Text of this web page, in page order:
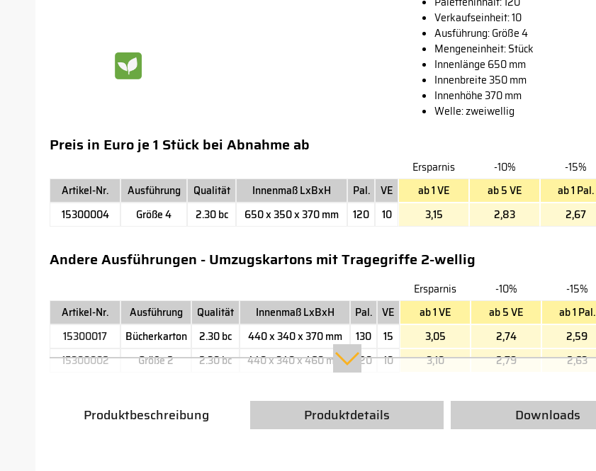
Verkaufseinheit: 10
Ausführung: Größe 4
Mengeneinheit: Stück
Innenlänge 650 mm
Innenbreite 350 mm
Innenhöhe 370 mm
Welle: zweiwellig
Preis in Euro je 1 Stück bei Abnahme ab
Ersparnis -10%
-15%
Artikel-Nr.
Ausführung Qualität Innenmaß LxBxH Pal. VE ab 1 VE ab 5 VE
ab 1 Pal.
15300004
Größe 4 2.30 bc 650 x 350 x 370 mm 120 10 3,15 2,83 2,67
Andere Ausführungen - Umzugskartons mit Tragegriffe 2-wellig
Ersparnis -10%
-15%
Artikel-Nr.
Ausführung Qualität Innenmaß LxBxH Pal. VE ab 1 VE ab 5 VE
ab 1 Pal.
15300017
Bücherkarton 2.30 bc 440 x 340 x 370 mm 130 15 3,05 2,74 2,59
15300002
Größe 2 2.30 bc 440 x 340 x 460 mm 120 10 3,10 2,79 2,63
Produktbeschreibung Produktdetails Downloads